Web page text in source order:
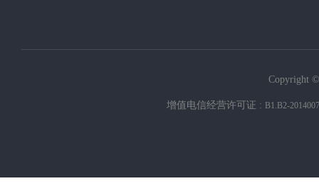
Copyright
增值电信经营许可证 : B1.B2-